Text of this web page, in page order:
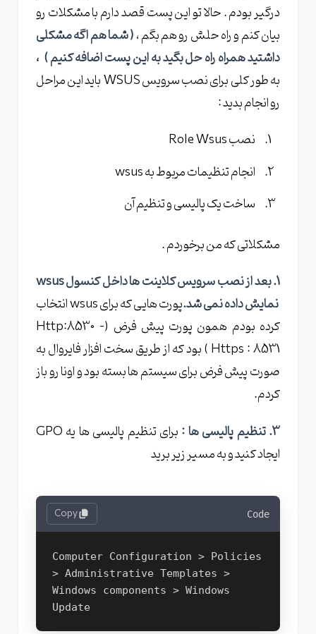
درگیر بودم . حالا تو این پست قصد دارم با مشکلات رو
بیان کنم و راه حلش رو هم بگم ، ( شما هم اگه مشکلی
داشتید همراه راه حل بگید به این پست اضافه کنیم ) ،
به طور کلی برای نصب سرویس WSUS باید این مراحل
رو انجام بدید :
نصب Role Wsus
انجام تنظیمات مربوط به wsus
ساخت یک پالیسی و تنظیم آن
مشکلاتی که من برخوردم .
1. بعد از نصب سرویس کلاینت ها داخل کنسول wsus
نمایش داده نمی شد.
پورت هایی که برای wsus انتخاب
کرده بودم همون پورت پیش فرض (Http:8530 -
Https : 8531 ) بود که از طریق سخت افزار فایروال به
صورت پیش فرض برای سیستم ها بسته بود و اونا رو باز
کردم.
3. تنظیم پالیسی ها :
برای تنظیم پالیسی ها یه GPO
ایجاد کنید و به مسیر زیر برید
Code
Copy
Computer Configuration > Policies
> Administrative Templates >
Windows components > Windows
Update